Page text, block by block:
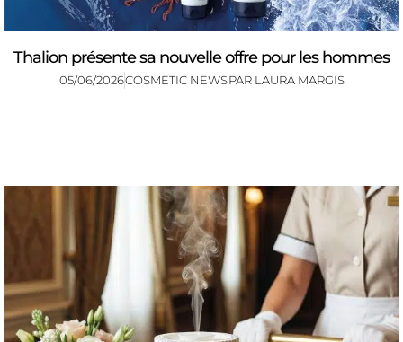
Thalion présente sa nouvelle offre pour les hommes
05/06/2026COSMETIC NEWSPAR LAURA MARGIS